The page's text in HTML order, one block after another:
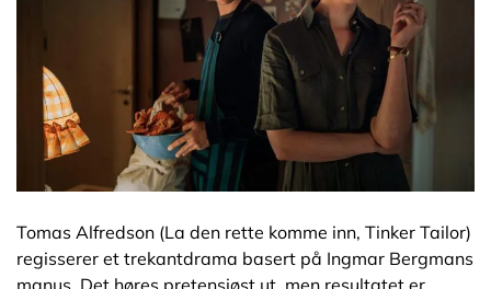
Tomas Alfredson (La den rette komme inn, Tinker Tailor)
regisserer et trekantdrama basert på Ingmar Bergmans